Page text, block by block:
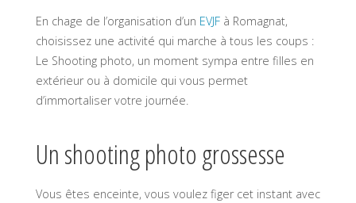
En chage de l’organisation d’un EVJFà Romagnat,
choisissez une activité qui marche à tous les coups :
Le Shooting photo, un moment sympa entre filles en
extérieur ou à domicile qui vous permet
d’immortaliser votre journée.
Un shooting photo grossesse
Vous êtes enceinte, vous voulez figer cet instant avec